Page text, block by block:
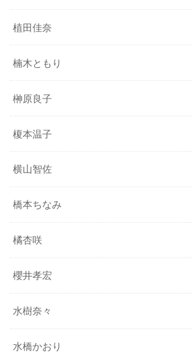
植田佳奈
楠木ともり
榊原良子
榎本温子
横山智佐
橋本ちなみ
橘杏咲
櫻井孝宏
水樹奈々
水橋かおり